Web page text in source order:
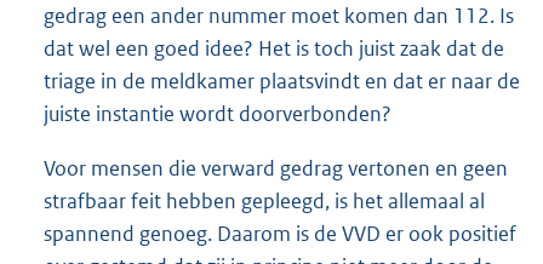
gedrag een ander nummer moet komen dan 112. Is
dat wel een goed idee? Het is toch juist zaak dat de
triage in de meldkamer plaatsvindt en dat er naar de
juiste instantie wordt doorverbonden?
Voor mensen die verward gedrag vertonen en geen
strafbaar feit hebben gepleegd, is het allemaal al
spannend genoeg. Daarom is de VVD er ook positief